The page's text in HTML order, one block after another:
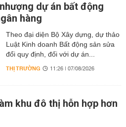
dự án bất động
hàng
Theo đại diện Bộ Xây dựng, dự thảo
Luật Kinh doanh Bất động sản sửa
đổi quy định, đối với dự án...
THỊ TRƯỜNG 11:26 | 07/08/2026
khu đô thị hỗn hợp hơn